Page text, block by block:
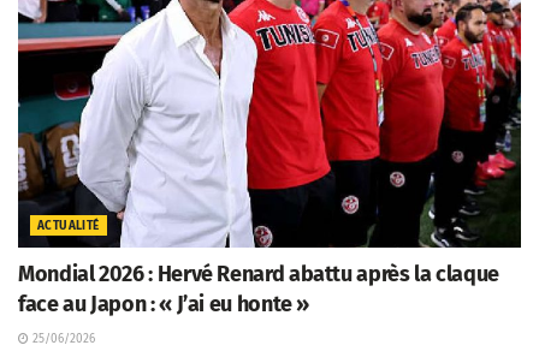
ACTUALITÉ
Mondial 2026 : Hervé Renard abattu après la claque
face au Japon : « J’ai eu honte »
25/06/2026